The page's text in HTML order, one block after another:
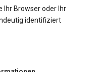
Ihr Browser oder Ihr
identifiziert